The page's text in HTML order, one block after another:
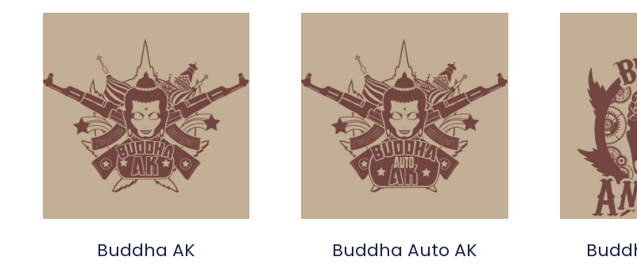
Buddha AK Buddha Auto AK